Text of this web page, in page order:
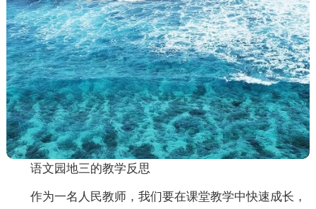
语文园地三的教学反思
作为一名人民教师，我们要在课堂教学中快速成长，